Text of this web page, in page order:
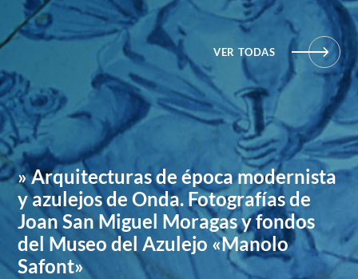
VER TODAS
» Arquitecturas de época modernista
y azulejos de Onda. Fotografías de
Joan San Miguel Moragas y fondos
del Museo del Azulejo «Manolo
Safont»